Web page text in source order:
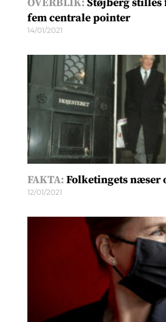
fem centrale pointer
14/01/2021
FAKTA:Folketingets næser
12/01/2021